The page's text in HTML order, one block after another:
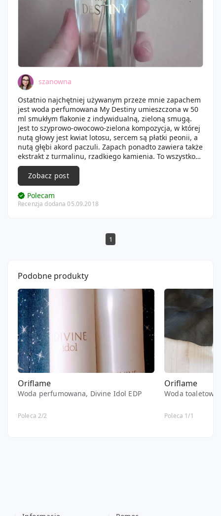
szanowna
Ostatnio najchętniej używanym przeze mnie zapachem
jest woda perfumowana My Destiny umieszczona w 50
ml smukłym flakonie z indywidualną, zieloną smugą.
Jest to szyprowo-owocowo-zielona kompozycja, w której
nutą głowy jest kwiat lotosu, sercem są płatki peonii, a
nutą głębi akord paczuli. Zapach ponadto zawiera także
ekstrakt z turmalinu, rzadkiego kamienia. To wszystko
zamknięto w niezwykłych flakonach - których każdy jest
indywidualnie zdobiony, dzięki czemu na świecie nie
ma dwóch takich samych. Używając go można poczuć
się bardziej luksusowo, a sam zapach utrzymuje się
przez cały dzień.
Zobacz post
Polecam
Recenzja dodana 05.09.2018
1
Podobne produkty
Oriflame
Woda perfumowana, Divine Idol EDP
Poleca 2/2
Oriflame
Woda
Poleca 1/1